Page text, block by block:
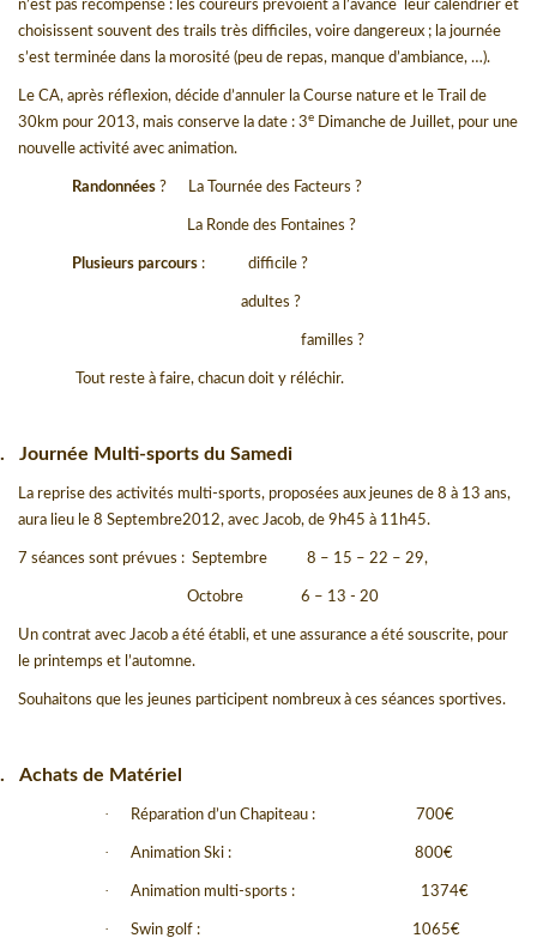
n’est pas récompensé : les coureurs prévoient à l’avance
leur calendrier et
choisissent souvent des trails très difficiles, voire dangereux ; la journée
s’est terminée dans la morosité (peu de repas, manque d’ambiance, …).
Le CA, après réflexion, décide d’annuler la Course nature et le Trail de
30km pour 2013, mais conserve la date : 3e Dimanche de Juillet, pour une
nouvelle activité avec animation.
Randonnées ? La Tournée des Facteurs ?
La Ronde des Fontaines ?
Plusieurs parcours : difficile ?
adultes ?
familles ?
Tout reste à faire, chacun doit y réléchir.
Journée Multi-sports du Samedi
La reprise des activités multi-sports, proposées aux jeunes de 8 à 13 ans,
aura lieu le 8 Septembre2012, avec Jacob, de 9h45 à 11h45.
7 séances sont prévues : Septembre 8 – 15 – 22 – 29,
Octobre 6 – 13 - 20
Un contrat avec Jacob a été établi, et une assurance a été souscrite, pour
le printemps et l’automne.
Souhaitons que les jeunes participent nombreux à ces séances sportives.
Achats de Matériel
· Réparation d’un Chapiteau : 700€
· Animation Ski : 800€
· Animation multi-sports : 1374€
· Swin golf : 1065€